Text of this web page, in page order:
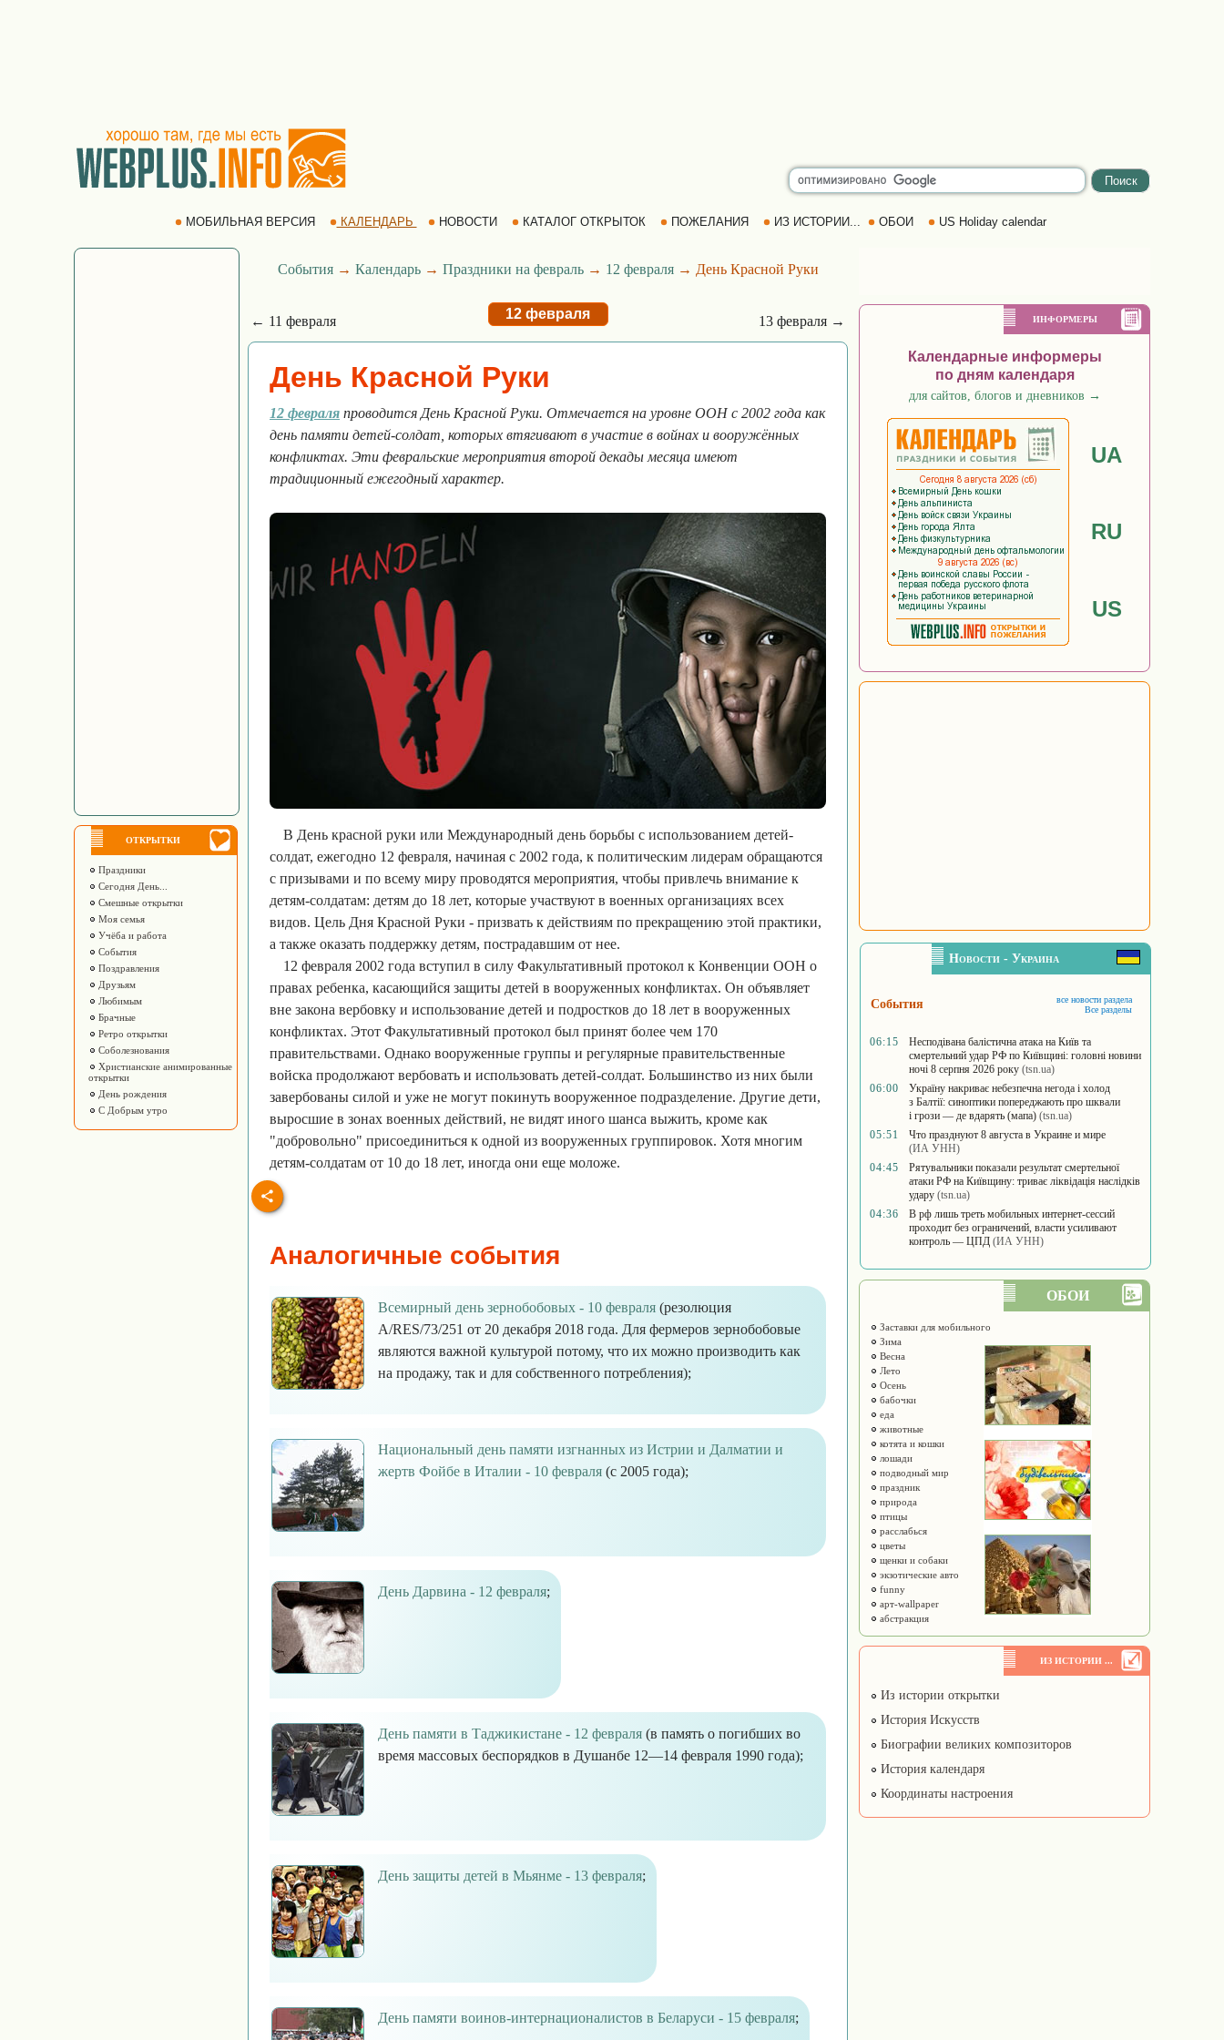
МОБИЛЬНАЯ ВЕРСИЯ КАЛЕНДАРЬ НОВОСТИ КАТАЛОГ ОТКРЫТОК ПОЖЕЛАНИЯ ИЗ ИСТОРИИ... ОБОИ US Holiday calendar
ОТКРЫТКИ
Праздники
Сегодня День...
Смешные открытки
Моя семья
Учёба и работа
События
Поздравления
Друзьям
Любимым
Брачные
Ретро открытки
Соболезнования
Христианские анимированные
открытки
День рождения
С Добрым утро
События → Календарь → Праздники на февраль → 12 февраля → День Красной Руки
← 11 февраля 12 февраля 13 февраля →
День Красной Руки
12 февраля проводится День Красной Руки. Отмечается на уровне ООН с 2002 года как
день памяти детей-солдат, которых втягивают в участие в войнах и вооружённых
конфликтах. Эти февральские мероприятия второй декады месяца имеют
традиционный ежегодный характер.
В День красной руки или Международный день борьбы с использованием детей-
солдат, ежегодно 12 февраля, начиная с 2002 года, к политическим лидерам обращаются
с призывами и по всему миру проводятся мероприятия, чтобы привлечь внимание к
детям-солдатам: детям до 18 лет, которые участвуют в военных организациях всех
видов. Цель Дня Красной Руки - призвать к действиям по прекращению этой практики,
а также оказать поддержку детям, пострадавшим от нее.
12 февраля 2002 года вступил в силу Факультативный протокол к Конвенции ООН о
правах ребенка, касающийся защиты детей в вооруженных конфликтах. Он объявляет
вне закона вербовку и использование детей и подростков до 18 лет в вооруженных
конфликтах. Этот Факультативный протокол был принят более чем 170
правительствами. Однако вооруженные группы и регулярные правительственные
войска продолжают вербовать и использовать детей-солдат. Большинство из них были
завербованы силой и уже не могут покинуть вооруженное подразделение. Другие дети,
выросшие в зонах военных действий, не видят иного шанса выжить, кроме как
"добровольно" присоединиться к одной из вооруженных группировок. Хотя многим
детям-солдатам от 10 до 18 лет, иногда они еще моложе.
Аналогичные события
Всемирный день зернобобовых - 10 февраля (резолюция
A/RES/73/251 от 20 декабря 2018 года. Для фермеров зернобобовые
являются важной культурой потому, что их можно производить как
на продажу, так и для собственного потребления);
Национальный день памяти изгнанных из Истрии и Далматии и
жертв Фойбе в Италии - 10 февраля (с 2005 года);
День Дарвина - 12 февраля;
День памяти в Таджикистане - 12 февраля (в память о погибших во
время массовых беспорядков в Душанбе 12—14 февраля 1990 года);
День защиты детей в Мьянме - 13 февраля;
День памяти воинов-интернационалистов в Беларуси - 15 февраля;
ИНФОРМЕРЫ
Календарные информеры
по дням календаря
для сайтов, блогов и дневников →
UA
RU
US
Новости - Украина
События
все новости раздела
Все разделы
06:15
Несподівана балістична атака на Київ та
смертельний удар РФ по Київщині: головні новини
ночі 8 серпня 2026 року (tsn.ua)
06:00
Україну накриває небезпечна негода і холод
з Балтії: синоптики попереджають про шквали
і грози — де вдарять (мапа) (tsn.ua)
05:51
Что празднуют 8 августа в Украине и мире
(ИА УНН)
04:45
Рятувальники показали результат смертельної
атаки РФ на Київщину: триває ліквідація наслідків
удару (tsn.ua)
04:36
В рф лишь треть мобильных интернет-сессий
проходит без ограничений, власти усиливают
контроль — ЦПД (ИА УНН)
ОБОИ
Заставки для мобильного
Зима
Весна
Лето
Осень
бабочки
еда
животные
котята и кошки
лошади
подводный мир
праздник
природа
птицы
расслабься
цветы
щенки и собаки
экзотические авто
funny
арт-wallpaper
абстракция
ИЗ ИСТОРИИ ...
Из истории открытки
История Искусств
Биографии великих композиторов
История календаря
Координаты настроения